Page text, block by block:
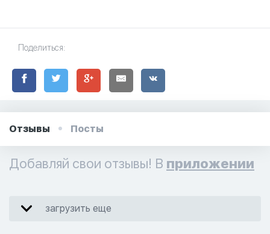
Поделиться:
Отзывы Посты
Добавляй свои отзывы! В приложении
загрузить еще